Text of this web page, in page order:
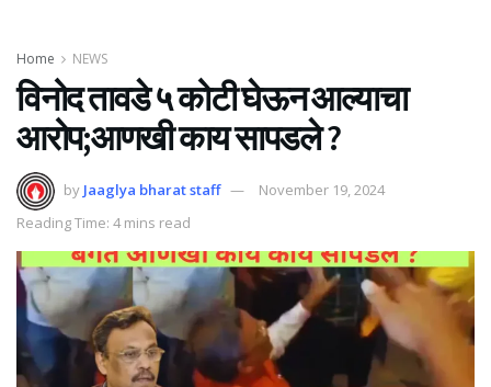
Home NEWS
विनोद तावडे ₹५ कोटी घेऊन आल्याचा
आरोप;आणखी काय सापडले ?
by Jaaglya bharat staff
November 19, 2024
Reading Time: 4 mins read